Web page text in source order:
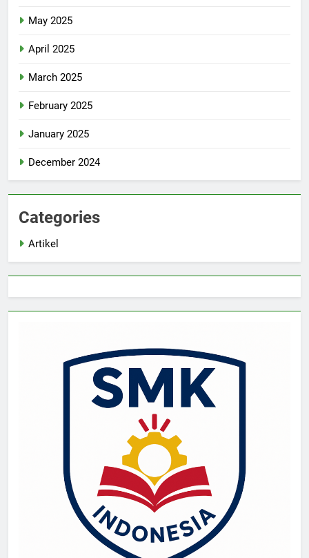
May 2025
April 2025
March 2025
February 2025
January 2025
December 2024
Categories
Artikel